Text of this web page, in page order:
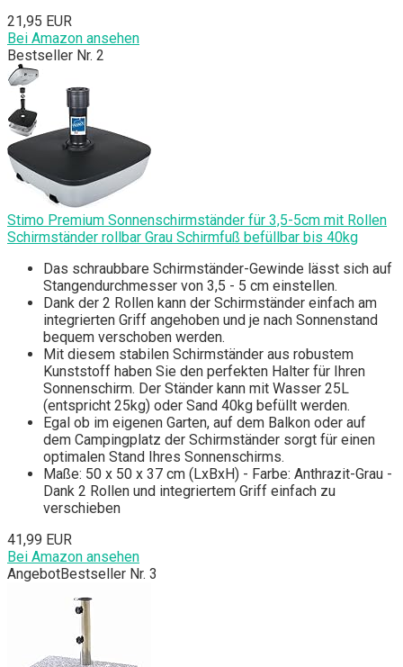
21,95 EUR
Bei Amazon ansehen
Bestseller Nr. 2
Stimo Premium Sonnenschirmständer für 3,5-5cm mit Rollen
Schirmständer rollbar Grau Schirmfuß befüllbar bis 40kg
Das schraubbare Schirmständer-Gewinde lässt sich auf
Stangendurchmesser von 3,5 - 5 cm einstellen.
Dank der 2 Rollen kann der Schirmständer einfach am
integrierten Griff angehoben und je nach Sonnenstand
bequem verschoben werden.
Mit diesem stabilen Schirmständer aus robustem
Kunststoff haben Sie den perfekten Halter für Ihren
Sonnenschirm. Der Ständer kann mit Wasser 25L
(entspricht 25kg) oder Sand 40kg befüllt werden.
Egal ob im eigenen Garten, auf dem Balkon oder auf
dem Campingplatz der Schirmständer sorgt für einen
optimalen Stand Ihres Sonnenschirms.
Maße: 50 x 50 x 37 cm (LxBxH) - Farbe: Anthrazit-Grau -
Dank 2 Rollen und integriertem Griff einfach zu
verschieben
41,99 EUR
Bei Amazon ansehen
AngebotBestseller Nr. 3